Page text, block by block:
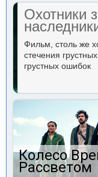
Охотники
Фильм, столь же
стечения
грустных ошибок
Колесо
Рассветом